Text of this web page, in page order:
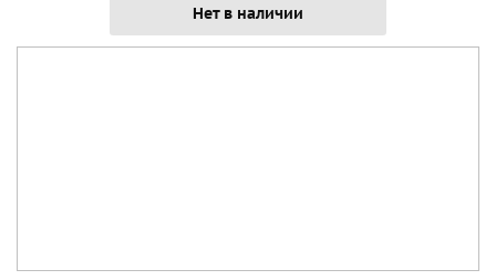
Нет в наличии